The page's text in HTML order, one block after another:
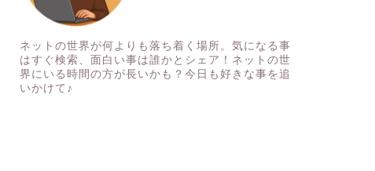
ネットの世界が何よりも落ち着く場所。気になる事
はすぐ検索、面白い事は誰かとシェア！ネットの世
界にいる時間の方が長いかも？今日も好きな事を追
いかけて♪